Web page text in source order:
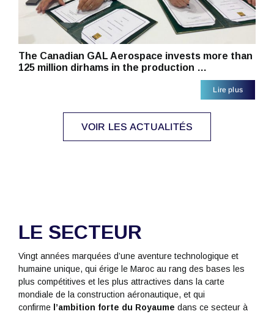
The Canadian GAL Aerospace invests more than
125 million dirhams in the production …
Lire plus
VOIR LES ACTUALITÉS
LE SECTEUR
Vingt années marquées d’une aventure technologique et
humaine unique, qui érige le Maroc au rang des bases les
plus compétitives et les plus attractives dans la carte
mondiale de la construction aéronautique, et qui
confirme l’ambition forte du Royaume dans ce secteur à